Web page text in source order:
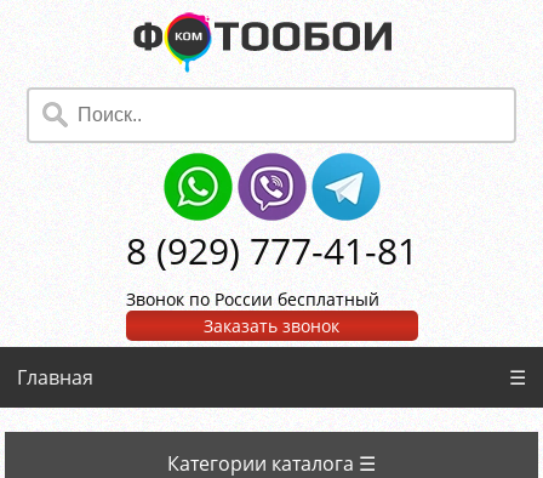
8 (929) 777-41-81
Звонок по России бесплатный
Заказать звонок
Главная ☰
Категории каталога ☰